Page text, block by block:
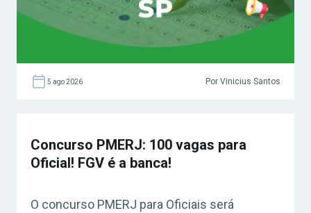
5 ago 2026 Por Vinicius Santos
Concurso PMERJ: 100 vagas para
Oficial! FGV é a banca!
O concurso PMERJ para Oficiais será